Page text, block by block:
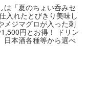
は「夏のちょい呑みセ
入れたとびきり美味し
メジマグロが入った刺
円とお得！ ドリン
日本酒各種等から選べ